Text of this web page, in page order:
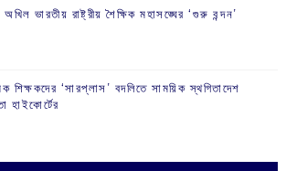
ভারতীয় রাষ্ট্রীয় শৈক্ষিক মহাসঙ্ঘের ‘গুরু বন্দন’
শিক্ষকদের ‘সারপ্লাস’ বদলিতে সাময়িক স্থগিতাদেশ
হাইকোর্টের